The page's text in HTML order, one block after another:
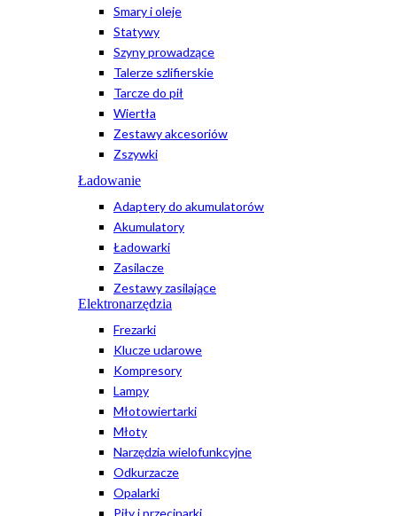
Smary i oleje
Statywy
Szyny prowadzące
Talerze szlifierskie
Tarcze do pił
Wiertła
Zestawy akcesoriów
Zszywki
Ładowanie
Adaptery do akumulatorów
Akumulatory
Ładowarki
Zasilacze
Zestawy zasilające
Elektronarzędzia
Frezarki
Klucze udarowe
Kompresory
Lampy
Młotowiertarki
Młoty
Narzędzia wielofunkcyjne
Odkurzacze
Opalarki